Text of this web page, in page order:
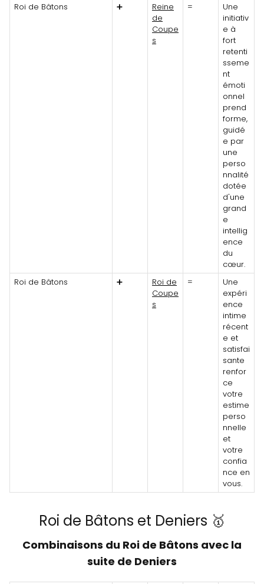
Roi de Bâtons
➕
Reine
de
Coupe
s
=
Une
initiativ
e à
fort
retenti
sseme
nt
émoti
onnel
prend
forme,
guidé
e par
une
perso
nnalité
dotée
d'une
grand
e
intellig
ence
du
cœur.
Roi de Bâtons
➕
Roi de
Coupe
s
=
Une
expéri
ence
intime
récent
e et
satisfai
sante
renfor
ce
votre
estime
perso
nnelle
et
votre
confia
nce en
vous.
Roi de Bâtons et Deniers 🥇
Combinaisons du Roi de Bâtons avec la
suite de Deniers